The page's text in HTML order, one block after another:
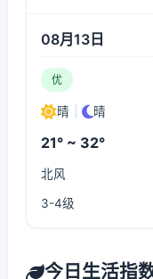
08月13日
优
晴 晴
21° ~ 32°
北风
3-4级
今日生活指